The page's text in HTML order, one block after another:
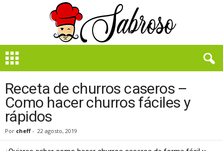
e
Receta de churros caseros –
Como hacer churros fáciles y
rápidos
Por cheff - 22 agosto, 2019